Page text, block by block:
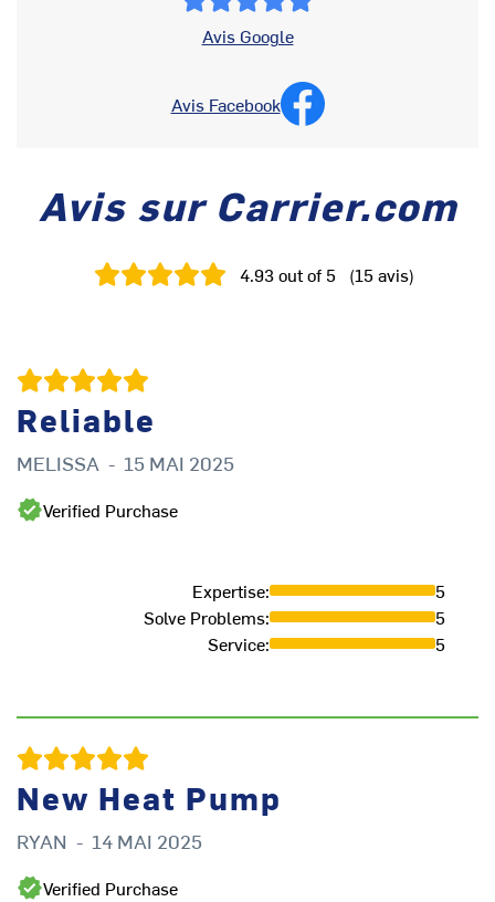
Avis Google
Avis Facebook
Avis sur Carrier.com
4.93out of 5 (15avis)
Reliable
MELISSA - 15 MAI 2025
Verified Purchase
Expertise:
5
Solve Problems:
5
Service: 5
New Heat Pump
RYAN - 14 MAI 2025
Verified Purchase